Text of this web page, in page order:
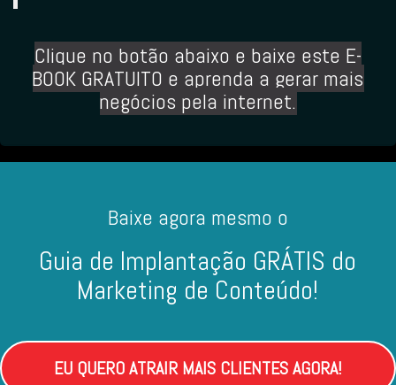
Clique no botão abaixo e baixe este E-
BOOK GRATUITO e aprenda a gerar mais
negócios pela internet.
Baixe agora mesmo o
Guia de Implantação GRÁTIS do
Marketing de Conteúdo!
EU QUERO ATRAIR MAIS CLIENTES AGORA!